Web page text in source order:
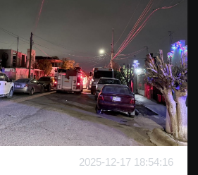
2025-12-17 18:54:16